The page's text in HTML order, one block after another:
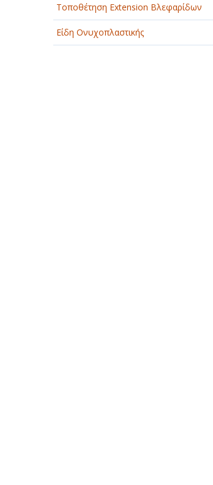
ΤΕΧΝΟΛΟΓΙΑ
ΥΓΕΙΑ - ΙΑΤΡΟΙ
Τοποθέτηση Extension Βλεφαρίδων
Είδη Ονυχοπλαστικής